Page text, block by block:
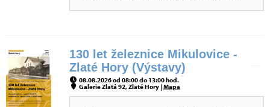
130 let železnice Mikulovice -
Zlaté Hory (Výstavy)
08.08.2026 od 08:00 do 13:00 hod.
Galerie Zlatá 92, Zlaté Hory |Mapa